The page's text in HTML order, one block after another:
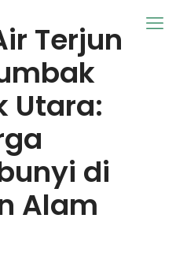
Terjun
Utara:
di
Alam